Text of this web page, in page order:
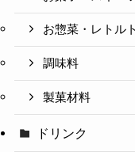
お惣菜・レトルト
調味料
製菓材料
ドリンク